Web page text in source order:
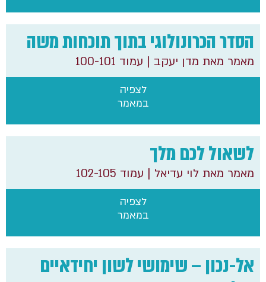
לצפיה
במאמר
הסדר הכרונולוגי בתוך תוכחות משה
מאמר מאת מדן יעקב | עמוד 100-101
לצפיה
במאמר
לשאול לכם מלך
מאמר מאת לוי עדיאל | עמוד 102-105
אל-נכון – שימושי לשון יחידאיים